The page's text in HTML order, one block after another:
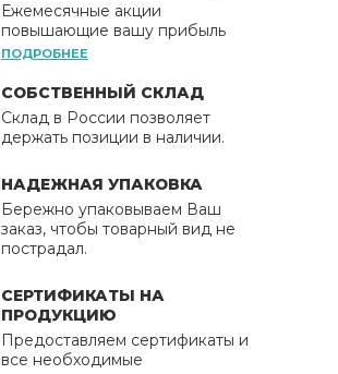
Ежемесячные акции
повышающие вашу прибыль
ПОДРОБНЕЕ
СОБСТВЕННЫЙ СКЛАД
Склад в России позволяет
держать позиции в наличии.
НАДЕЖНАЯ УПАКОВКА
Бережно упаковываем Ваш
заказ, чтобы товарный вид не
пострадал.
СЕРТИФИКАТЫ НА
ПРОДУКЦИЮ
Предоставляем сертификаты и
все необходимые